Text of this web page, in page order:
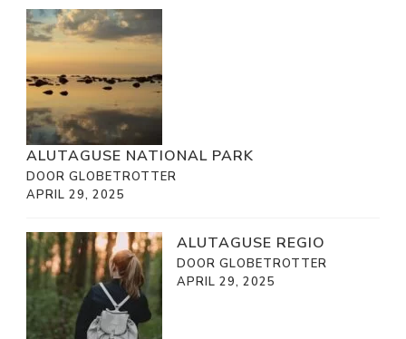
ALUTAGUSE NATIONAL PARK
DOOR GLOBETROTTER
APRIL 29, 2025
ALUTAGUSE REGIO
DOOR GLOBETROTTER
APRIL 29, 2025